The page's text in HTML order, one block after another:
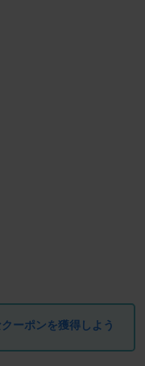
ーポンを獲得しよう